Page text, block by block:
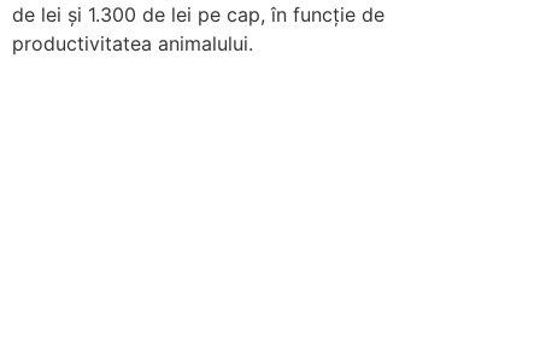
de lei și 1.300 de lei pe cap, în funcție de
productivitatea animalului.